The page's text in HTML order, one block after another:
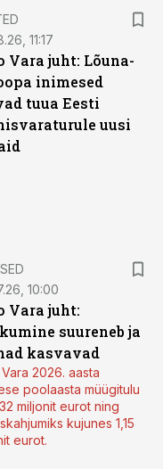
11:17
Vara juht: Lõuna-
inimesed
tuua Eesti
uusi
10:00
Vara juht:
suureneb ja
kasvavad
2026. aasta
poolaasta müügitulu
miljonit eurot ning
kujunes 1,15
eurot.